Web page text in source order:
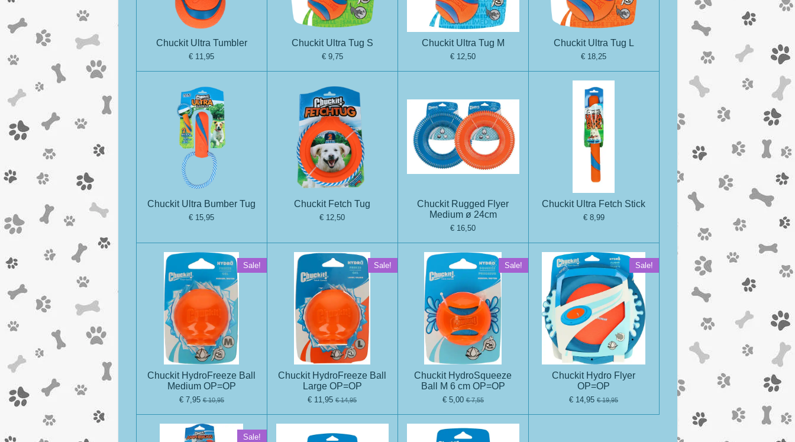
Chuckit Ultra Tumbler
€ 11,95
Chuckit Ultra Tug S
€ 9,75
Chuckit Ultra Tug M
€ 12,50
Chuckit Ultra Tug L
€ 18,25
Chuckit Ultra Bumber Tug
€ 15,95
Chuckit Fetch Tug
€ 12,50
Chuckit Rugged Flyer
Medium ø 24cm
€ 16,50
Chuckit Ultra Fetch Stick
€ 8,99
Sale!
Chuckit HydroFreeze Ball
Medium OP=OP
€ 7,95 € 10,95
Sale!
Chuckit HydroFreeze Ball
Large OP=OP
€ 11,95 € 14,95
Sale!
Chuckit HydroSqueeze
Ball M 6 cm OP=OP
€ 5,00 € 7,55
Sale!
Chuckit Hydro Flyer
OP=OP
€ 14,95 € 19,95
Sale!